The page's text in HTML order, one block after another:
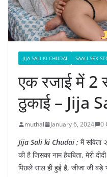
JIJA SALI KI CHUDAI SAALI SEX
एक रजाई में 2
ठुकाई – Jija
muthal January 6, 2024 0
Jija Sali ki Chudai ; मैं सविता
की है जिसका नाम हैबबिता, मेरी
पिछले साल ही हुई है, जीजा जी बड़े